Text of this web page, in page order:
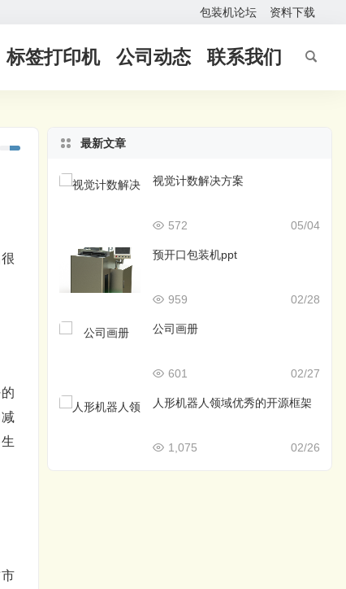
包装机论坛 资料下载
标签打印机 公司动态 联系我们
最新文章
视觉计数解决方案
05/04
572
预开口包装机ppt
02/28
959
公司画册
02/27
601
人形机器人领域优秀的开源框架
02/26
1,075